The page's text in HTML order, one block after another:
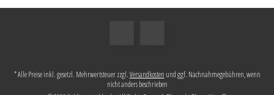
* Alle Preise inkl. gesetzl. Mehrwertsteuer zzgl.Versandkosten und ggf. Nachnahmegebühren, wenn
nicht anders beschrieben